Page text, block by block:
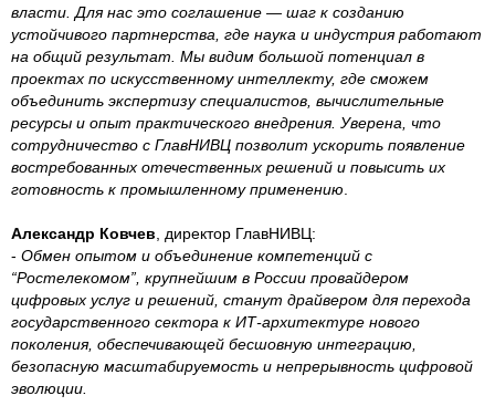
власти. Для нас это соглашение — шаг к созданию
устойчивого партнерства, где наука и индустрия работают
на общий результат. Мы видим большой потенциал в
проектах по искусственному интеллекту, где сможем
объединить экспертизу специалистов, вычислительные
ресурсы и опыт практического внедрения. Уверена, что
сотрудничество с ГлавНИВЦ позволит ускорить появление
востребованных отечественных решений и повысить их
готовность к промышленному применению
Александр Ковчев , директор ГлавНИВЦ:
- Обмен опытом и объединение компетенций с
“Ростелекомом”, крупнейшим в России провайдером
цифровых услуг и решений, станут драйвером для перехода
государственного сектора к ИТ-архитектуре нового
поколения, обеспечивающей бесшовную интеграцию,
безопасную масштабируемость и непрерывность цифровой
эволюции.